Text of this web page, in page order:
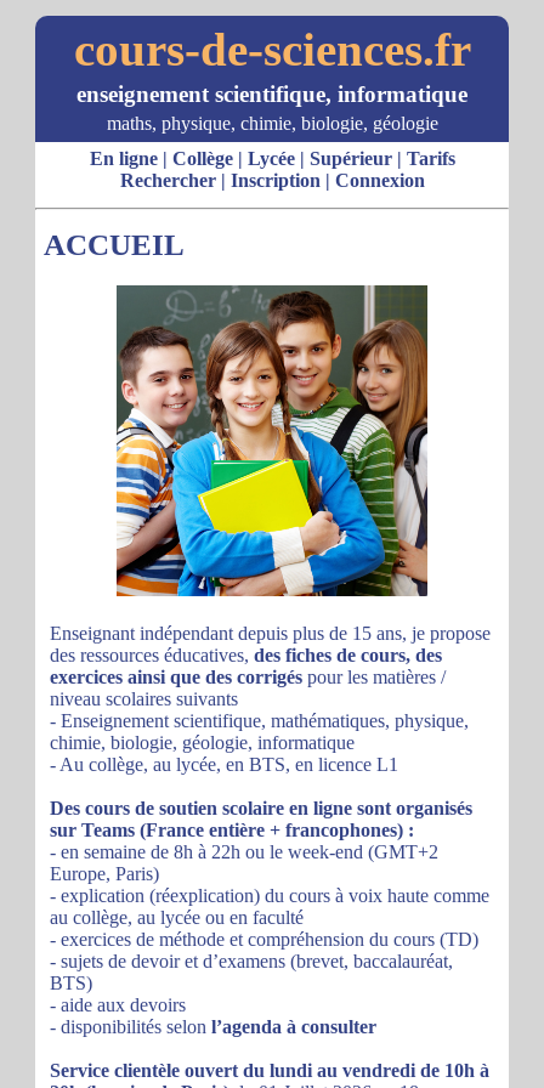
cours-de-sciences.fr
enseignement scientifique, informatique
maths, physique, chimie, biologie, géologie
En ligne| Collège| Lycée| Supérieur| Tarifs
Rechercher| Inscription | Connexion
ACCUEIL
Enseignant indépendant depuis plus de 15 ans, je propose
des ressources éducatives, des fiches de cours, des
exercices ainsi que des corrigés pour les matières /
niveau scolaires suivants
- Enseignement scientifique, mathématiques, physique,
chimie, biologie, géologie, informatique
- Au collège, au lycée, en BTS, en licence L1
Des cours de soutien scolaire en ligne sont organisés
sur Teams (France entière + francophones) :
- en semaine de 8h à 22h ou le week-end (GMT+2
Europe, Paris)
- explication (réexplication) du cours à voix haute comme
au collège, au lycée ou en faculté
- exercices de méthode et compréhension du cours (TD)
- sujets de devoir et d’examens (brevet, baccalauréat,
BTS)
- aide aux devoirs
- disponibilités selon l’agenda à consulter
Service clientèle ouvert du lundi au vendredi de 10h à